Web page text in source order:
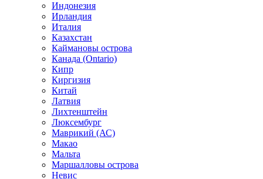
Индонезия
Ирландия
Италия
Казахстан
Каймановы острова
Канада (Ontario)
Кипр
Киргизия
Китай
Латвия
Лихтенштейн
Люксембург
Маврикий (АС)
Макао
Мальта
Маршалловы острова
Нeвис